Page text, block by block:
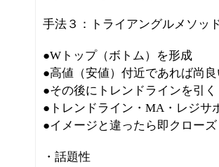
手法３：トライアングルメソッ
●Wトップ（ボトム）を形成
●高値（安値）付近であれば尚良
●その後にトレンドラインを引く
●トレンドライン・MA・レジサ
●イメージと違ったら即クローズ
・話題性